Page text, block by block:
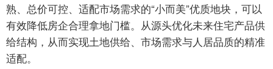
熟、总价可控、适配市场需求的“小而美”优质地块，可以
有效降低房企合理拿地门槛。从源头优化未来住宅产品供
给结构，从而实现土地供给、市场需求与人居品质的精准
适配。